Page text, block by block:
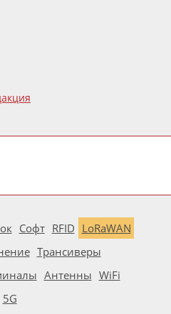
Софт RFID LoRaWAN
Трансиверы
Антенны WiFi
5G